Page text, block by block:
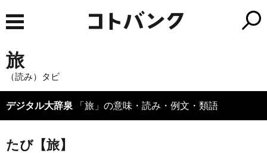
旅
（読み）タビ
デジタル大辞泉 「旅」の意味・読み・例文・類語
たび【旅】